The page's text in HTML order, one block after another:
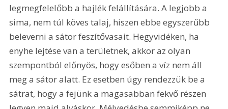
legmegfelelőbb a hajlék felállítására. A legjobb a
sima, nem túl köves talaj, hiszen ebbe egyszerűbb
beleverni a sátor feszítővasait. Hegyvidéken, ha
enyhe lejtése van a területnek, akkor az olyan
szempontból előnyös, hogy esőben a víz nem áll
meg a sátor alatt. Ez esetben úgy rendezzük be a
sátrat, hogy a fejünk a magasabban fekvő részen